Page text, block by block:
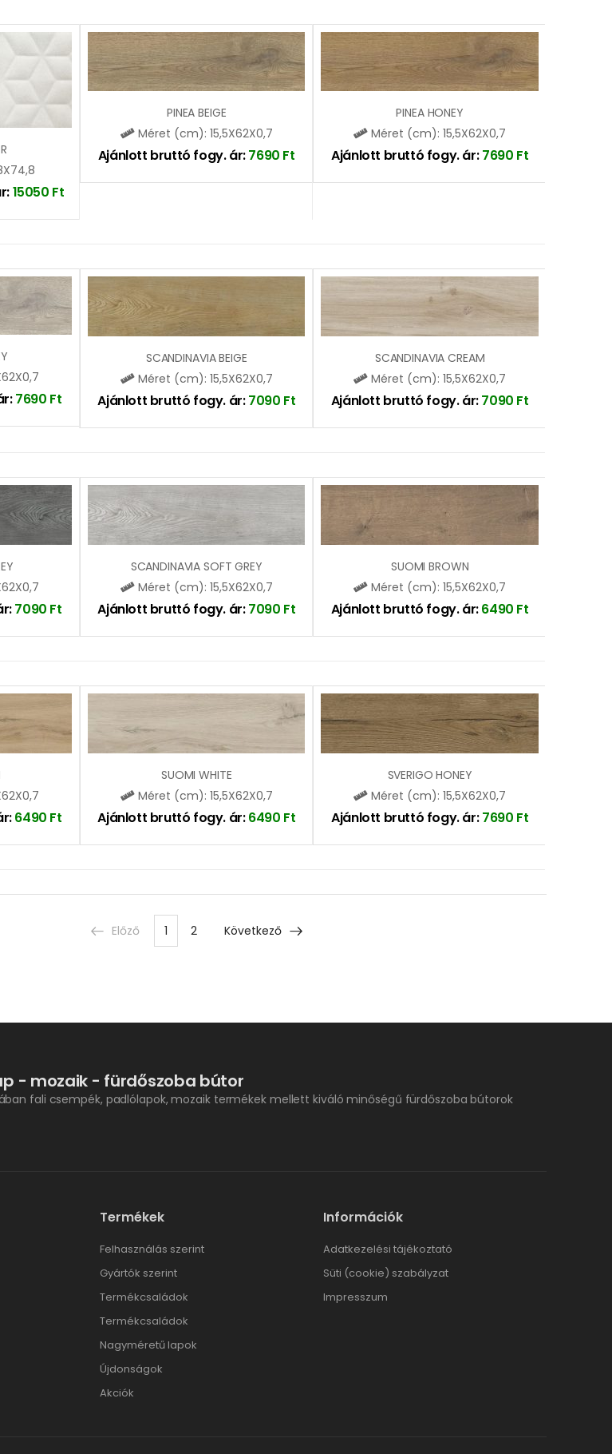
15050 Ft
PINEA BEIGE
Méret (cm): 15,5X62X0,7
Ajánlott bruttó fogy. ár:7690 Ft
PINEA HONEY
Méret (cm): 15,5X62X0,7
Ajánlott bruttó fogy. ár:7690 Ft
7690 Ft
SCANDINAVIA BEIGE
Méret (cm): 15,5X62X0,7
Ajánlott bruttó fogy. ár:7090 Ft
SCANDINAVIA CREAM
Méret (cm): 15,5X62X0,7
Ajánlott bruttó fogy. ár:7090 Ft
7090 Ft
SCANDINAVIA SOFT GREY
Méret (cm): 15,5X62X0,7
Ajánlott bruttó fogy. ár:7090 Ft
SUOMI BROWN
Méret (cm): 15,5X62X0,7
Ajánlott bruttó fogy. ár:6490 Ft
6490 Ft
SUOMI WHITE
Méret (cm): 15,5X62X0,7
Ajánlott bruttó fogy. ár:6490 Ft
SVERIGO HONEY
Méret (cm): 15,5X62X0,7
Ajánlott bruttó fogy. ár:7690 Ft
Előző 1 2 Következő
- mozaik - fürdőszoba bútor
fali csempék, padlólapok, mozaik termékek mellett kiváló minőségű fürdőszoba bútorok
Termékek
Felhasználás szerint
Gyártók szerint
Termékcsaládok
Termékcsaládok
Nagyméretű lapok
Újdonságok
Akciók
Információk
Adatkezelési tájékoztató
Süti (cookie) szabályzat
Impresszum